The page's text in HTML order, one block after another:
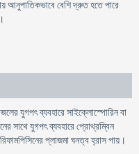
আনুপাতিকভাবে বেশি দ্রুত হতে পারে
যুগপৎ ব্যবহারে সাইক্লোস্পোরিন বা
সাথে যুগপৎ ব্যবহারে প্রোথ্রম্বিন
প্লাজমা ঘনত্ব হ্রাস পায়।